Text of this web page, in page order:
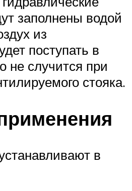
заполнены водой
из
поступать в
не случится при
стояка.
в